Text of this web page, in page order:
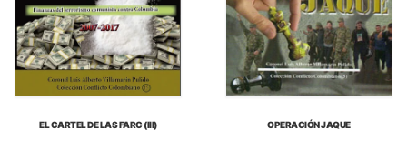
EL CARTEL DE LAS FARC (III) OPERACIÓN JAQUE